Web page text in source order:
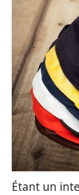
Étant un